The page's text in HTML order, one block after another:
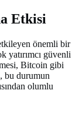
Etkisi
önemli bir
yatırımcı güvenli
Bitcoin gibi
bu durumun
olumlu